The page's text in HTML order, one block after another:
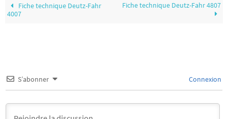
Fiche technique Deutz-Fahr
4007
Fiche technique Deutz-Fahr 4807
S’abonner Connexion